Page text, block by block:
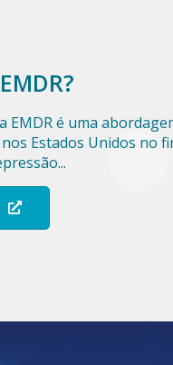
EMDR é uma
Estados Unidos no